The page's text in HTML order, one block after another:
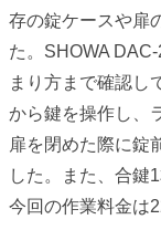
存の錠ケースや扉
た。SHOWA
まり方まで確認し
から鍵を操作し、
扉を閉めた際に錠
した。また、合鍵
今回の作業料金は